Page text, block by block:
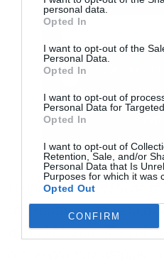
personal data.
Opted In
I want to opt-out of the
Personal Data.
Opted In
I want to opt-out of
Personal Data for
Opted In
I want to opt-out of
Retention, Sale, and/or
Personal Data that Is
Purposes for which it was
Opted Out
CONFIRM
Η υπουργός συνέδεσε
της κάρτας με τα θετικά
αποτελέσματα: «Ένα
Αποδέχομαι